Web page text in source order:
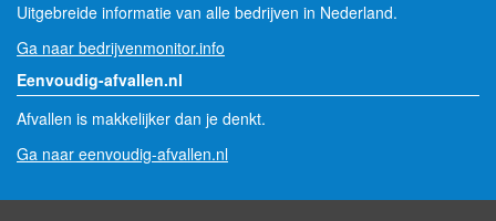
Uitgebreide informatie van alle bedrijven in Nederland.
Ga naar bedrijvenmonitor.info
Eenvoudig-afvallen.nl
Afvallen is makkelijker dan je denkt.
Ga naar eenvoudig-afvallen.nl